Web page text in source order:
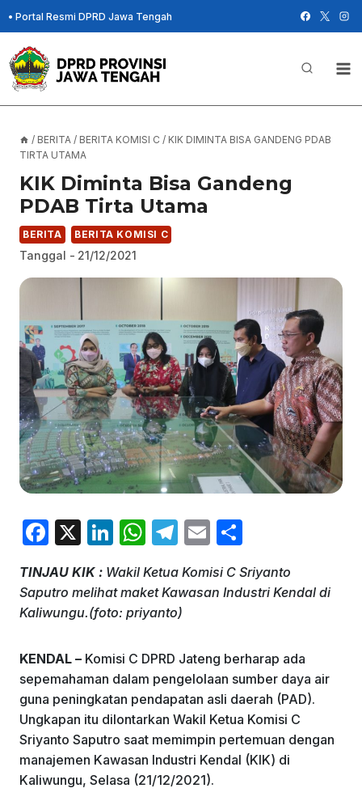
Skip
to
content
• Portal Resmi DPRD Jawa Tengah
/ BERITA / BERITA KOMISI C / KIK DIMINTA BISA GANDENG PDAB
TIRTA UTAMA
KIK Diminta Bisa Gandeng
PDAB Tirta Utama
BERITA BERITA KOMISI C
Tanggal - 21/12/2021
F
c
e
o
o
k
X
Li
k
e
n
W
at
s
p
p
T
e
gr
m
E
ai ar
TINJAU KIK : Wakil Ketua Komisi C Sriyanto
Saputro melihat maket Kawasan Industri Kendal di
Kaliwungu.(foto: priyanto)
KENDAL – Komisi C DPRD Jateng berharap ada
sepemahaman dalam pengelolaan sumber daya air
guna peningkatan pendapatan asli daerah (PAD).
Ungkapan itu dilontarkan Wakil Ketua Komisi C
Sriyanto Saputro saat memimpin pertemuan dengan
manajemen Kawasan Industri Kendal (KIK) di
Kaliwungu, Selasa (21/12/2021).